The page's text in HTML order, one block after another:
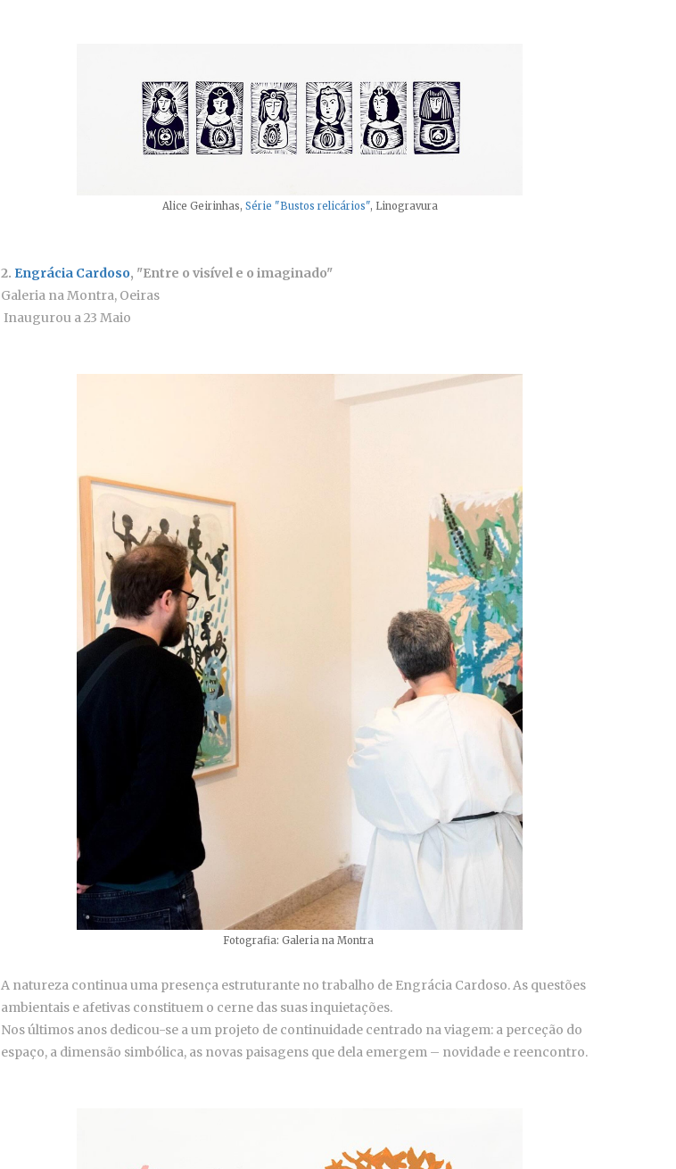
Alice Geirinhas, Série "Bustos relicários", Linogravura
2. Engrácia Cardoso, "Entre o visível e o imaginado"
Galeria na Montra, Oeiras
Inaugurou a 23 Maio
Fotografia: Galeria na Montra
A natureza continua uma presença estruturante no trabalho de Engrácia Cardoso. As questões
ambientais e afetivas constituem o cerne das suas inquietações.
Nos últimos anos dedicou-se a um projeto de continuidade centrado na viagem: a perceção do
espaço, a dimensão simbólica, as novas paisagens que dela emergem – novidade e reencontro.